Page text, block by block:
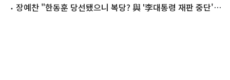
격려"
장예찬 "한동훈 당선됐으니 복당? 與 '李대통령 재판 중단'